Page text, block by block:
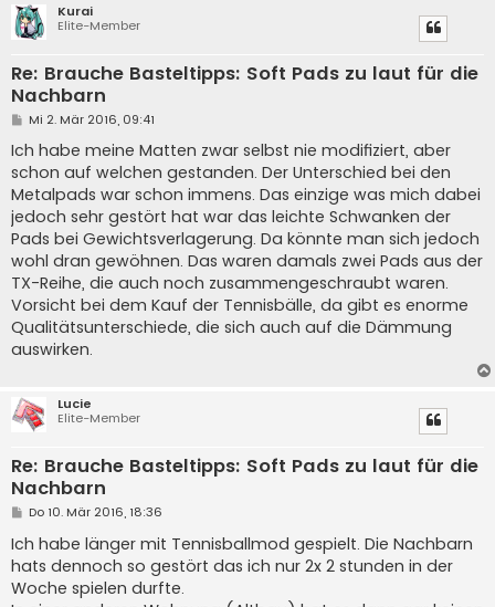
Kurai
Elite-Member
Re: Brauche Basteltipps: Soft Pads zu laut für die
Nachbarn
B
i
t
r
a
g
Mi 2. Mär 2016, 09:41
Ich habe meine Matten zwar selbst nie modifiziert, aber
schon auf welchen gestanden. Der Unterschied bei den
Metalpads war schon immens. Das einzige was mich dabei
jedoch sehr gestört hat war das leichte Schwanken der
Pads bei Gewichtsverlagerung. Da könnte man sich jedoch
wohl dran gewöhnen. Das waren damals zwei Pads aus der
TX-Reihe, die auch noch zusammengeschraubt waren.
Vorsicht bei dem Kauf der Tennisbälle, da gibt es enorme
Qualitätsunterschiede, die sich auch auf die Dämmung
auswirken.
Lucie
Elite-Member
Re: Brauche Basteltipps: Soft Pads zu laut für die
Nachbarn
B
i
t
r
a
g
Do 10. Mär 2016, 18:36
Ich habe länger mit Tennisballmod gespielt. Die Nachbarn
hats dennoch so gestört das ich nur 2x 2 stunden in der
Woche spielen durfte.